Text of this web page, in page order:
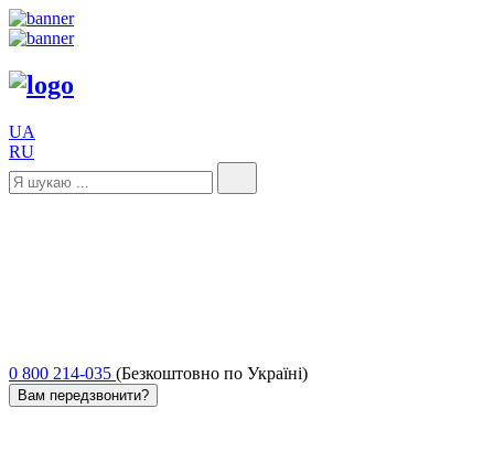
UA
RU
0 800 214-035 (Безкоштовно по Україні)
Вам передзвонити?